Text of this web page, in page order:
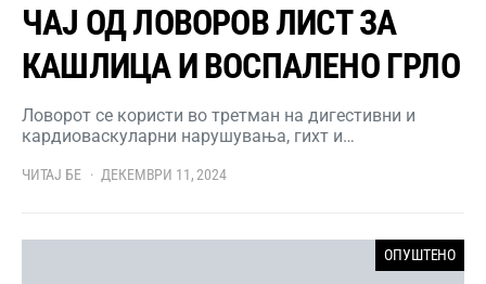
ЧАЈ ОД ЛОВОРОВ ЛИСТ ЗА
КАШЛИЦА И ВОСПАЛЕНО ГРЛО
Ловорот се користи во третман на дигестивни и
кардиоваскуларни нарушувања, гихт и…
ЧИТАЈ БЕ ДЕКЕМВРИ 11, 2024
ОПУШТЕНО